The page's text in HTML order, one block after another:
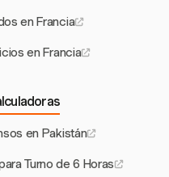
en Francia
en Francia
en Pakistán
Turno de 6 Horas